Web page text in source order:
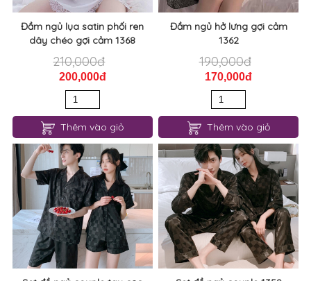
Đầm ngủ lụa satin phối ren
dây chéo gợi cảm 1368
210,000đ
200,000đ
Thêm vào giỏ
Đầm ngủ hở lưng gợi cảm
1362
190,000đ
170,000đ
Thêm vào giỏ